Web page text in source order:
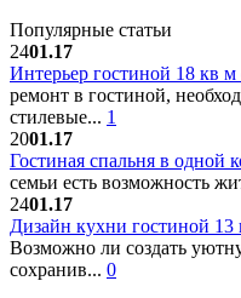
Популярные статьи
2401.17
Интерьер гостиной 18 кв
ремонт в гостиной,
стилевые... 1
2001.17
Гостиная спальня в одной
семьи есть возможность
2401.17
Дизайн кухни гостиной
Возможно ли создать
сохранив... 0